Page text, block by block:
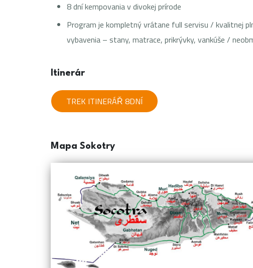
8 dní kempovania v divokej prírode
Program je kompletný vrátane full servisu / kvalitnej
vybavenia – stany, matrace, prikrývky, vankúše /
Itinerár
TREK ITINERÁŘ 8DNÍ
Mapa Sokotry